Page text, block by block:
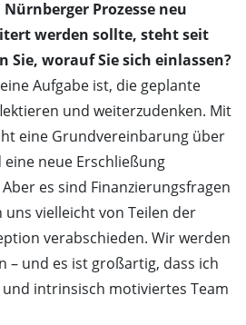
Prozesse neu
werden sollte, steht seit
Sie, worauf Sie sich einlassen?
Aufgabe ist, die geplante
und weiterzudenken. Mit
eine Grundvereinbarung über
neue Erschließung
es sind Finanzierungsfragen
vielleicht von Teilen der
verabschieden. Wir werden
– und es ist großartig, dass ich
intrinsisch motiviertes Team